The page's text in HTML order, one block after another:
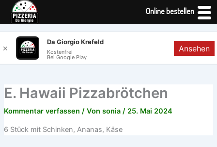
Inhalt
springen
E. Hawaii Pizzabrötchen
Kommentar verfassen / Von sonia / 25. Mai 2024
6 Stück mit Schinken, Ananas, Käse
Online bestellen
✕
Da Giorgio Krefeld
Kostenfrei
Bei Google Play
Ansehen